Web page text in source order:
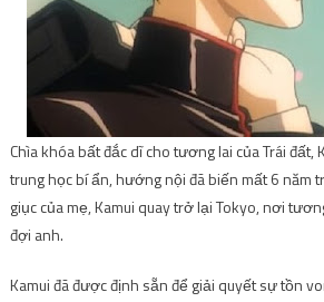
Chìa khóa bất đắc dĩ cho tương lai của Trái đất,
trung học bí ẩn, hướng nội đã biến mất 6 năm
giục của mẹ, Kamui quay trở lại Tokyo, nơi
đợi anh.
Kamui đã được định sẵn để giải quyết sự tồn